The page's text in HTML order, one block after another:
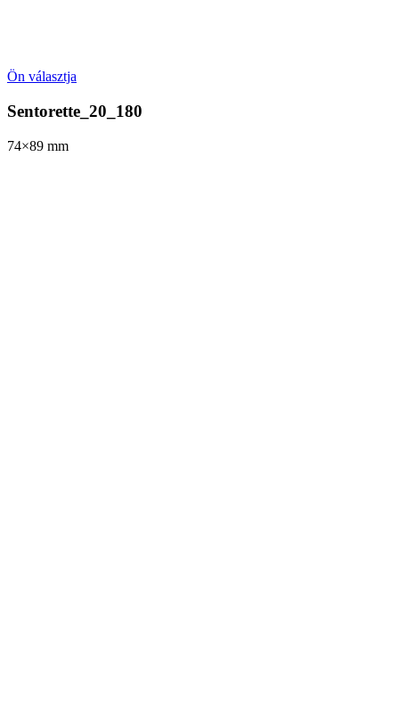
Ön választja
Sentorette_20_180
74×89 mm